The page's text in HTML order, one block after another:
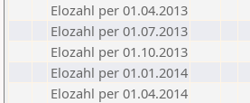
Elozahl per 01.04.2013
Elozahl per 01.07.2013
Elozahl per 01.10.2013
Elozahl per 01.01.2014
Elozahl per 01.04.2014